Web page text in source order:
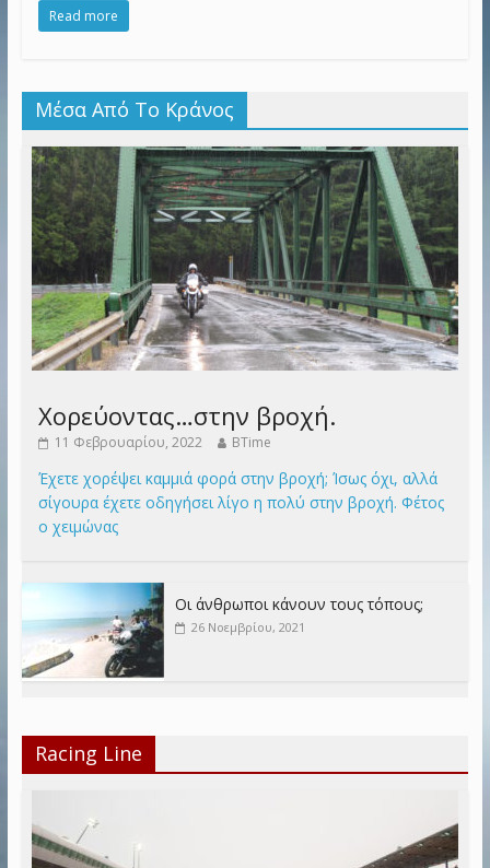
Read more
Μέσα Από Το Κράνος
Χορεύοντας…στην βροχή.
11 Φεβρουαρίου, 2022 BTime
Έχετε χορέψει καμμιά φορά στην βροχή; Ίσως όχι, αλλά
σίγουρα έχετε οδηγήσει λίγο η πολύ στην βροχή. Φέτος
ο χειμώνας
Οι άνθρωποι κάνουν τους τόπους;
26 Νοεμβρίου, 2021
Racing Line